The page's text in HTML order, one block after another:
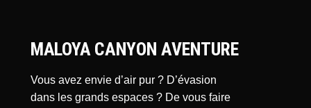
MALOYA CANYON AVENTURE
Vous avez envie d’air pur ? D’évasion
dans les grands espaces ? De vous faire